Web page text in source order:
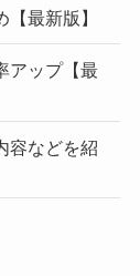
最新版】
アップ【最
容などを紹